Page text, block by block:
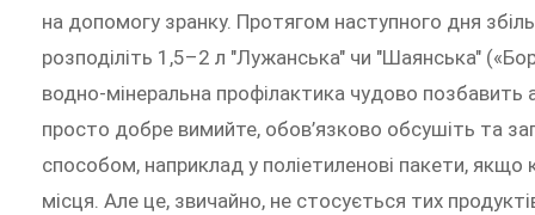
на допомогу зранку. Протягом наступного дня
розподіліть 1,5–2 л "Лужанська" чи "Шаянська"
водно-мінеральна профілактика чудово позбавить
просто добре вимийте, обов’язково обсушіть та
способом, наприклад у поліетиленові пакети,
місця. Але це, звичайно, не стосується тих